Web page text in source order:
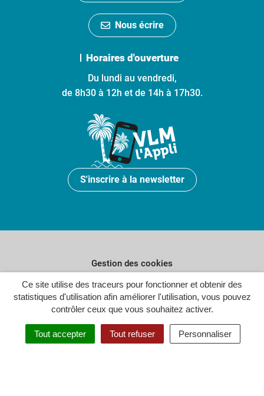
Ce site utilise des traceurs pour fonctionner et obtenir des
statistiques d'utilisation afin améliorer l'utilisation, vous pouvez
contrôler ceux que vous souhaitez activer.
Tout accepter Tout refuser Personnaliser
Nous écrire
Horaires d'ouverture
Du lundi au vendredi,
de 8h30 à 12h et de 14h à 17h30.
S'inscrire à la newsletter
Gestion des cookies
Plan du site
Politique de confidentialité
Crédits